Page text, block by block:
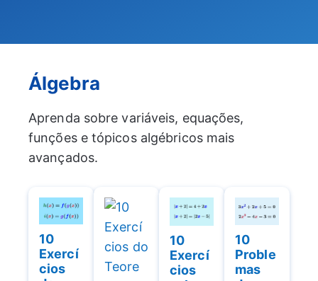
Álgebra
Aprenda sobre variáveis, equações,
funções e tópicos algébricos mais
avançados.
10
Exercí
cios
10
Exercí
cios
10
Proble
mas